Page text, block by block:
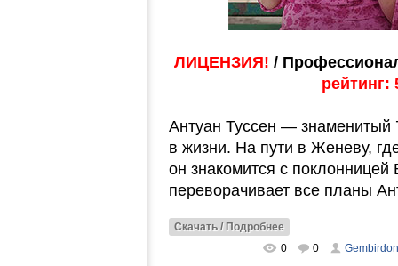
ЛИЦЕНЗИЯ! /
рейтинг:
Антуан Туссен — знаменитый
в жизни. На пути в Женеву,
он знакомится с
переворачивает все планы
Скачать / Подробнее
0
0 Gembirdon